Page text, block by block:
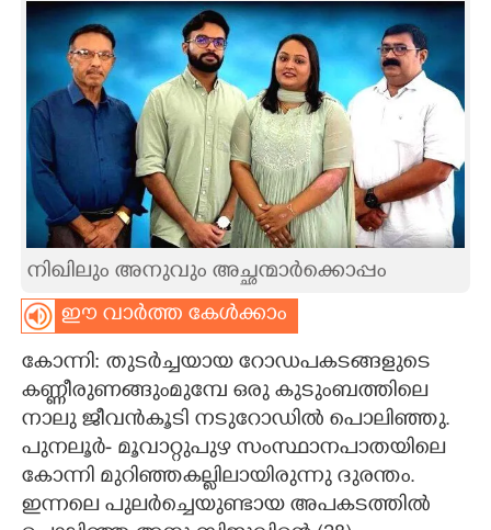
LITERATURE
ZOOM
CONTACT US
നിഖിലും അനുവും അച്ഛന്മാർക്കൊപ്പം
ഈ വാർത്ത കേൾക്കാം
കോന്നി: തുടർച്ചയായ റോഡപകടങ്ങളുടെ
കണ്ണീരുണങ്ങുംമുമ്പേ ഒരു കുടുംബത്തിലെ
നാലു ജീവൻകൂടി നടുറോഡിൽ പൊലിഞ്ഞു.
പുനലൂർ- മൂവാറ്റുപുഴ സംസ്ഥാനപാതയിലെ
കോന്നി മുറിഞ്ഞകല്ലിലായിരുന്നു ദുരന്തം.
ഇന്നലെ പുലർച്ചെയുണ്ടായ അപകടത്തിൽ